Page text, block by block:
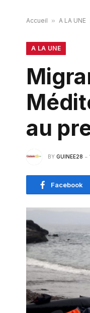
Accueil » A LA UNE
A LA UNE
au
BY GUINEE28
Facebook